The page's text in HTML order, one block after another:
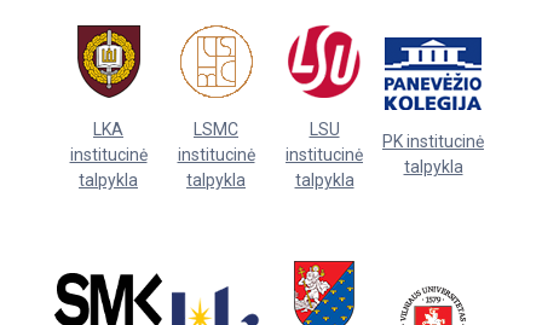
LKA
institucinė
talpykla
LSMC
institucinė
talpykla
LSU
institucinė
talpykla
PK institucinė
talpykla